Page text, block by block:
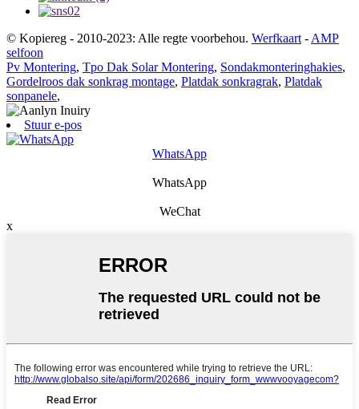
© Kopiereg - 2010-2023: Alle regte voorbehou. Werfkaart - AMP
selfoon
Pv Montering, Tpo Dak Solar Montering, Sondakmonteringhakies,
Gordelroos dak sonkrag montage, Platdak sonkragrak, Platdak
sonpanele,
Stuur e-pos
WhatsApp
WhatsApp
WeChat
x